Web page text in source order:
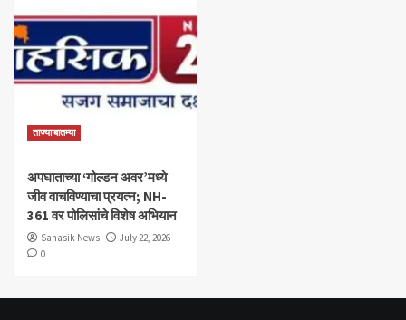
ताज्या बातम्या
अपघाताच्या ‘गोल्डन अवर’मध्ये
जीव वाचविण्याचा प्रयत्न; NH-
361 वर पोलिसांचे विशेष अभियान
Sahasik News
July 22, 2026
0